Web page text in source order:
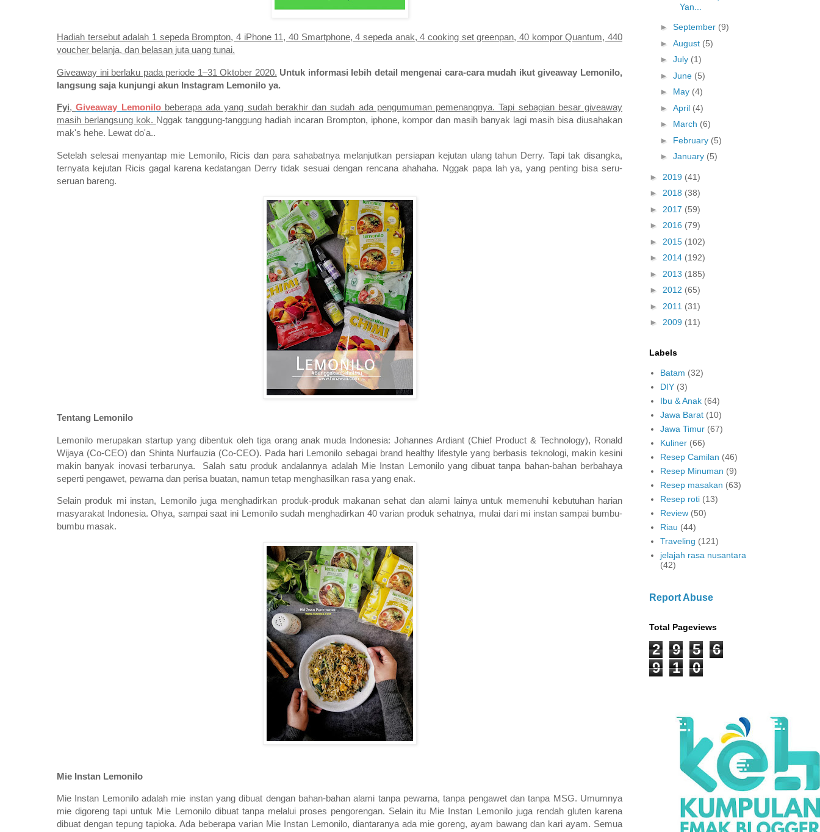
Hadiah tersebut adalah 1 sepeda Brompton, 4 iPhone 11, 40 Smartphone, 4 sepeda anak, 4 cooking set greenpan, 40 kompor Quantum, 440
voucher belanja, dan belasan juta uang tunai.
Giveaway ini berlaku pada periode 1–31 Oktober 2020. Untuk informasi lebih detail mengenai cara-cara mudah ikut giveaway Lemonilo,
langsung saja kunjungi akun Instagram Lemonilo ya.
Fyi,Giveaway Lemonilobeberapa ada yang sudah berakhir dan sudah ada pengumuman pemenangnya. Tapi sebagian besar giveaway
masih berlangsung kok. Nggak tanggung-tanggung hadiah incaran Brompton, iphone, kompor dan masih banyak lagi masih bisa diusahakan
mak's hehe. Lewat do'a..
Setelah selesai menyantap mie Lemonilo, Ricis dan para sahabatnya melanjutkan persiapan kejutan ulang tahun Derry. Tapi tak disangka,
ternyata kejutan Ricis gagal karena kedatangan Derry tidak sesuai dengan rencana ahahaha. Nggak papa lah ya, yang penting bisa seru-
seruan bareng.
Tentang Lemonilo
Lemonilo merupakan startup yang dibentuk oleh tiga orang anak muda Indonesia: Johannes Ardiant (Chief Product & Technology), Ronald
Wijaya (Co-CEO) dan Shinta Nurfauzia (Co-CEO). Pada hari Lemonilo sebagai brand healthy lifestyle yang berbasis teknologi, makin kesini
makin banyak inovasi terbarunya. Salah satu produk andalannya adalah Mie Instan Lemonilo yang dibuat tanpa bahan-bahan berbahaya
seperti pengawet, pewarna dan perisa buatan, namun tetap menghasilkan rasa yang enak.
Selain produk mi instan, Lemonilo juga menghadirkan produk-produk makanan sehat dan alami lainya untuk memenuhi kebutuhan harian
masyarakat Indonesia. Ohya, sampai saat ini Lemonilo sudah menghadirkan 40 varian produk sehatnya, mulai dari mi instan sampai bumbu-
bumbu masak.
Mie Instan Lemonilo
Mie Instan Lemonilo adalah mie instan yang dibuat dengan bahan-bahan alami tanpa pewarna, tanpa pengawet dan tanpa MSG. Umumnya
mie digoreng tapi untuk Mie Lemonilo dibuat tanpa melalui proses pengorengan. Selain itu Mie Instan Lemonilo juga rendah gluten karena
dibuat dengan tepung tapioka. Ada beberapa varian Mie Instan Lemonilo, diantaranya ada mie goreng, ayam bawang dan kari ayam. Semua
Yan...
► September (9)
► August (5)
► July (1)
► June (5)
► May (4)
► April (4)
► March (6)
► February (5)
► January (5)
► 2019 (41)
► 2018 (38)
► 2017 (59)
► 2016 (79)
► 2015 (102)
► 2014 (192)
► 2013 (185)
► 2012 (65)
► 2011 (31)
► 2009 (11)
Labels
Batam (32)
DIY (3)
Ibu & Anak (64)
Jawa Barat (10)
Jawa Timur (67)
Kuliner (66)
Resep Camilan (46)
Resep Minuman (9)
Resep masakan (63)
Resep roti (13)
Review (50)
Riau (44)
Traveling (121)
jelajah rasa nusantara
(42)
Report Abuse
Total Pageviews
2 9 5
6
9
1 0